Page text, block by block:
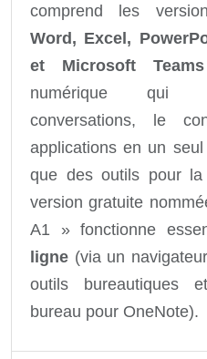
comprend les
Word, Excel,
et Microsoft Teams
numérique qui
conversations, le
applications en un
que des outils pour la
version gratuite
A1 » fonctionne
ligne (via un
outils bureautiques
bureau pour OneNote).